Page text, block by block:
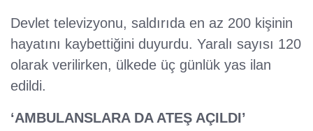
Devlet televizyonu, saldırıda en az 200 kişinin
hayatını kaybettiğini duyurdu. Yaralı sayısı 120
olarak verilirken, ülkede üç günlük yas ilan
edildi.
‘AMBULANSLARA DA ATEŞ AÇILDI’